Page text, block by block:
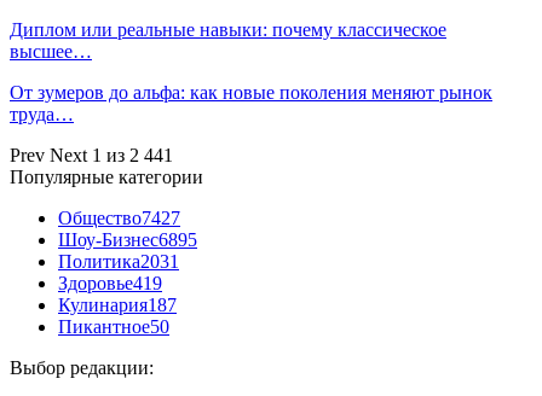
Диплом или реальные навыки: почему классическое
высшее…
От зумеров до альфа: как новые поколения меняют рынок
труда…
Prev Next 1 из 2 441
Популярные категории
Общество7427
Шоу-Бизнес6895
Политика2031
Здоровье419
Кулинария187
Пикантное50
Выбор редакции: